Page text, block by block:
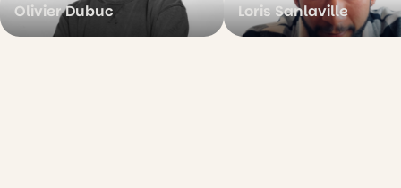
Olivier Dubuc Loris Sanlaville